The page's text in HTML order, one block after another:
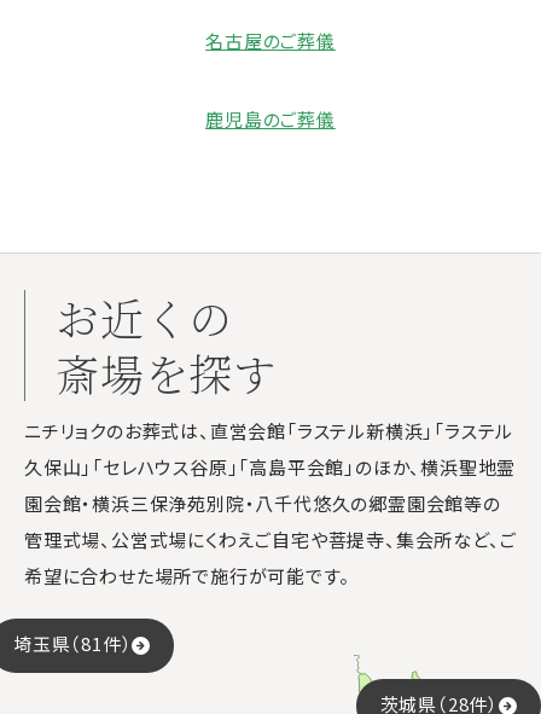
名古屋のご葬儀
鹿児島のご葬儀
お近くの
斎場を探す
ニチリョクのお葬式は、直営会館「ラステル新横浜」「ラステル
久保山」「セレハウス谷原」「高島平会館」のほか、横浜聖地霊
園会館・横浜三保浄苑別院・八千代悠久の郷霊園会館等の
管理式場、公営式場にくわえご自宅や菩提寺、集会所など、ご
希望に合わせた場所で施行が可能です。
埼玉県（81件）
茨城県（28件）